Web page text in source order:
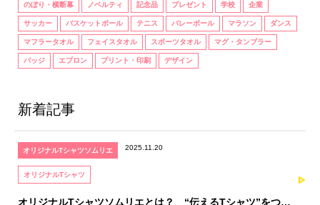
のぼり・横断幕 ノベルティ 記念品 プレゼント 学校 企業
サッカー バスケットボール テニス バレーボール マラソン ダンス
マフラータオル フェイスタオル スポーツタオル マグ・タンブラー
バッジ エプロン プリント・印刷 デザイン
新着記事
オリジナルTシャツソムリエ 2025.11.20
オリジナルTシャツ
オリジナルTシャツソムリエとは？ “伝えるTシャツ”をつく